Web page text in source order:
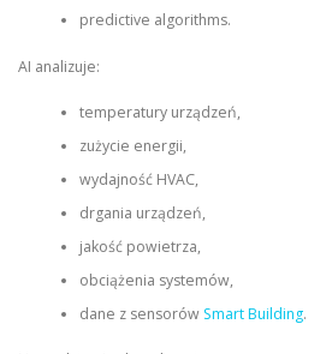
predictive algorithms.
AI analizuje:
temperatury urządzeń,
zużycie energii,
wydajność HVAC,
drgania urządzeń,
jakość powietrza,
obciążenia systemów,
dane z sensorów Smart Building.